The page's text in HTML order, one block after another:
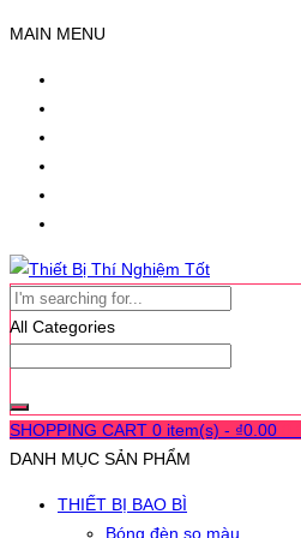
MAIN MENU
All Categories
SHOPPING CART 0 item(s) - ₫0.00
DANH MỤC SẢN PHẨM
THIẾT BỊ BAO BÌ
Bóng đèn so màu